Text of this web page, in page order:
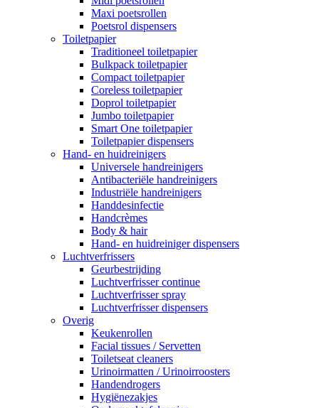
Maxi poetsrollen
Poetsrol dispensers
Toiletpapier
Traditioneel toiletpapier
Bulkpack toiletpapier
Compact toiletpapier
Coreless toiletpapier
Doprol toiletpapier
Jumbo toiletpapier
Smart One toiletpapier
Toiletpapier dispensers
Hand- en huidreinigers
Universele handreinigers
Antibacteriële handreinigers
Industriële handreinigers
Handdesinfectie
Handcrèmes
Body & hair
Hand- en huidreiniger dispensers
Luchtverfrissers
Geurbestrijding
Luchtverfrisser continue
Luchtverfrisser spray
Luchtverfrisser dispensers
Overig
Keukenrollen
Facial tissues / Servetten
Toiletseat cleaners
Urinoirmatten / Urinoirroosters
Handendrogers
Hygiënezakjes